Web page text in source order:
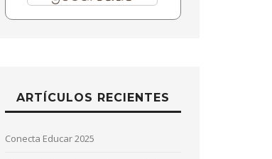
ARTÍCULOS RECIENTES
Conecta Educar 2025